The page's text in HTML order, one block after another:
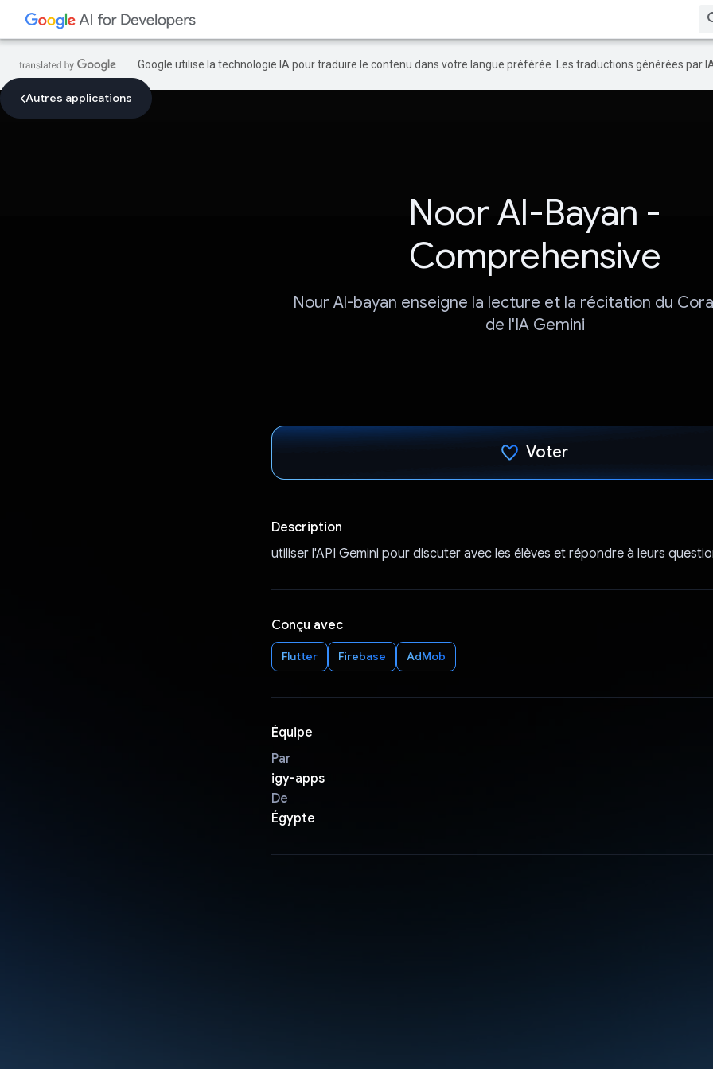
Google utilise la technologie IA pour traduire le contenu dans votre langue préférée. Les traductions générées par
Autres applications
Noor Al-Bayan -
Comprehensive
Nour Al-bayan enseigne la lecture et la récitation du
de l'IA Gemini
Voter
Description
utiliser l'API Gemini pour discuter avec les élèves et répondre à leurs
Conçu avec
Flutter Firebase AdMob
Équipe
Par
igy-apps
De
Égypte